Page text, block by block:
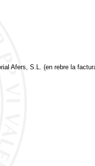
Afers, S.L. (en rebre la